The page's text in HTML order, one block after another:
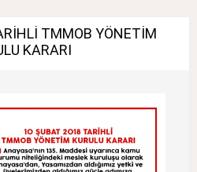
TMMOB YÖNETİM
KARARI